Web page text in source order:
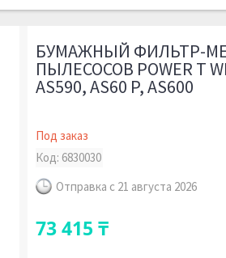
БУМАЖНЫЙ ФИЛЬТР-
ПЫЛЕСОСОВ POWER T
AS590, AS60 P, AS600
Под заказ
Код: 6830030
Отправка с 21 августа 2026
73 415 ₸